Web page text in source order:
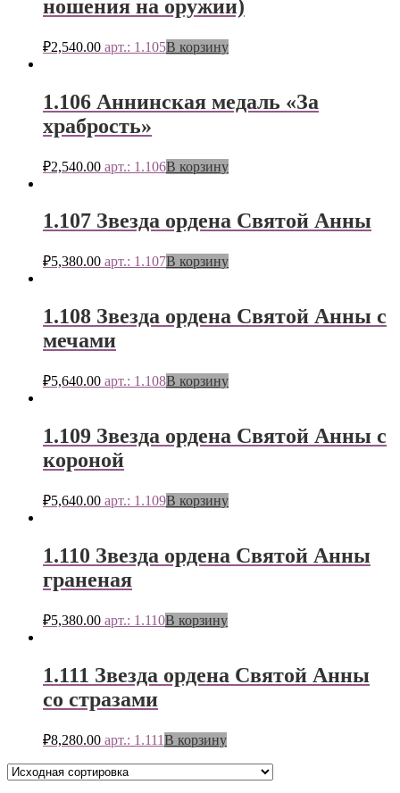
ношения на оружии)
₽2,540.00 арт.: 1.105В корзину
1.106 Аннинская медаль «За
храбрость»
₽2,540.00 арт.: 1.106В корзину
1.107 Звезда ордена Святой Анны
₽5,380.00 арт.: 1.107В корзину
1.108 Звезда ордена Святой Анны с
мечами
₽5,640.00 арт.: 1.108В корзину
1.109 Звезда ордена Святой Анны с
короной
₽5,640.00 арт.: 1.109В корзину
1.110 Звезда ордена Святой Анны
граненая
₽5,380.00 арт.: 1.110В корзину
1.111 Звезда ордена Святой Анны
со стразами
₽8,280.00 арт.: 1.111В корзину